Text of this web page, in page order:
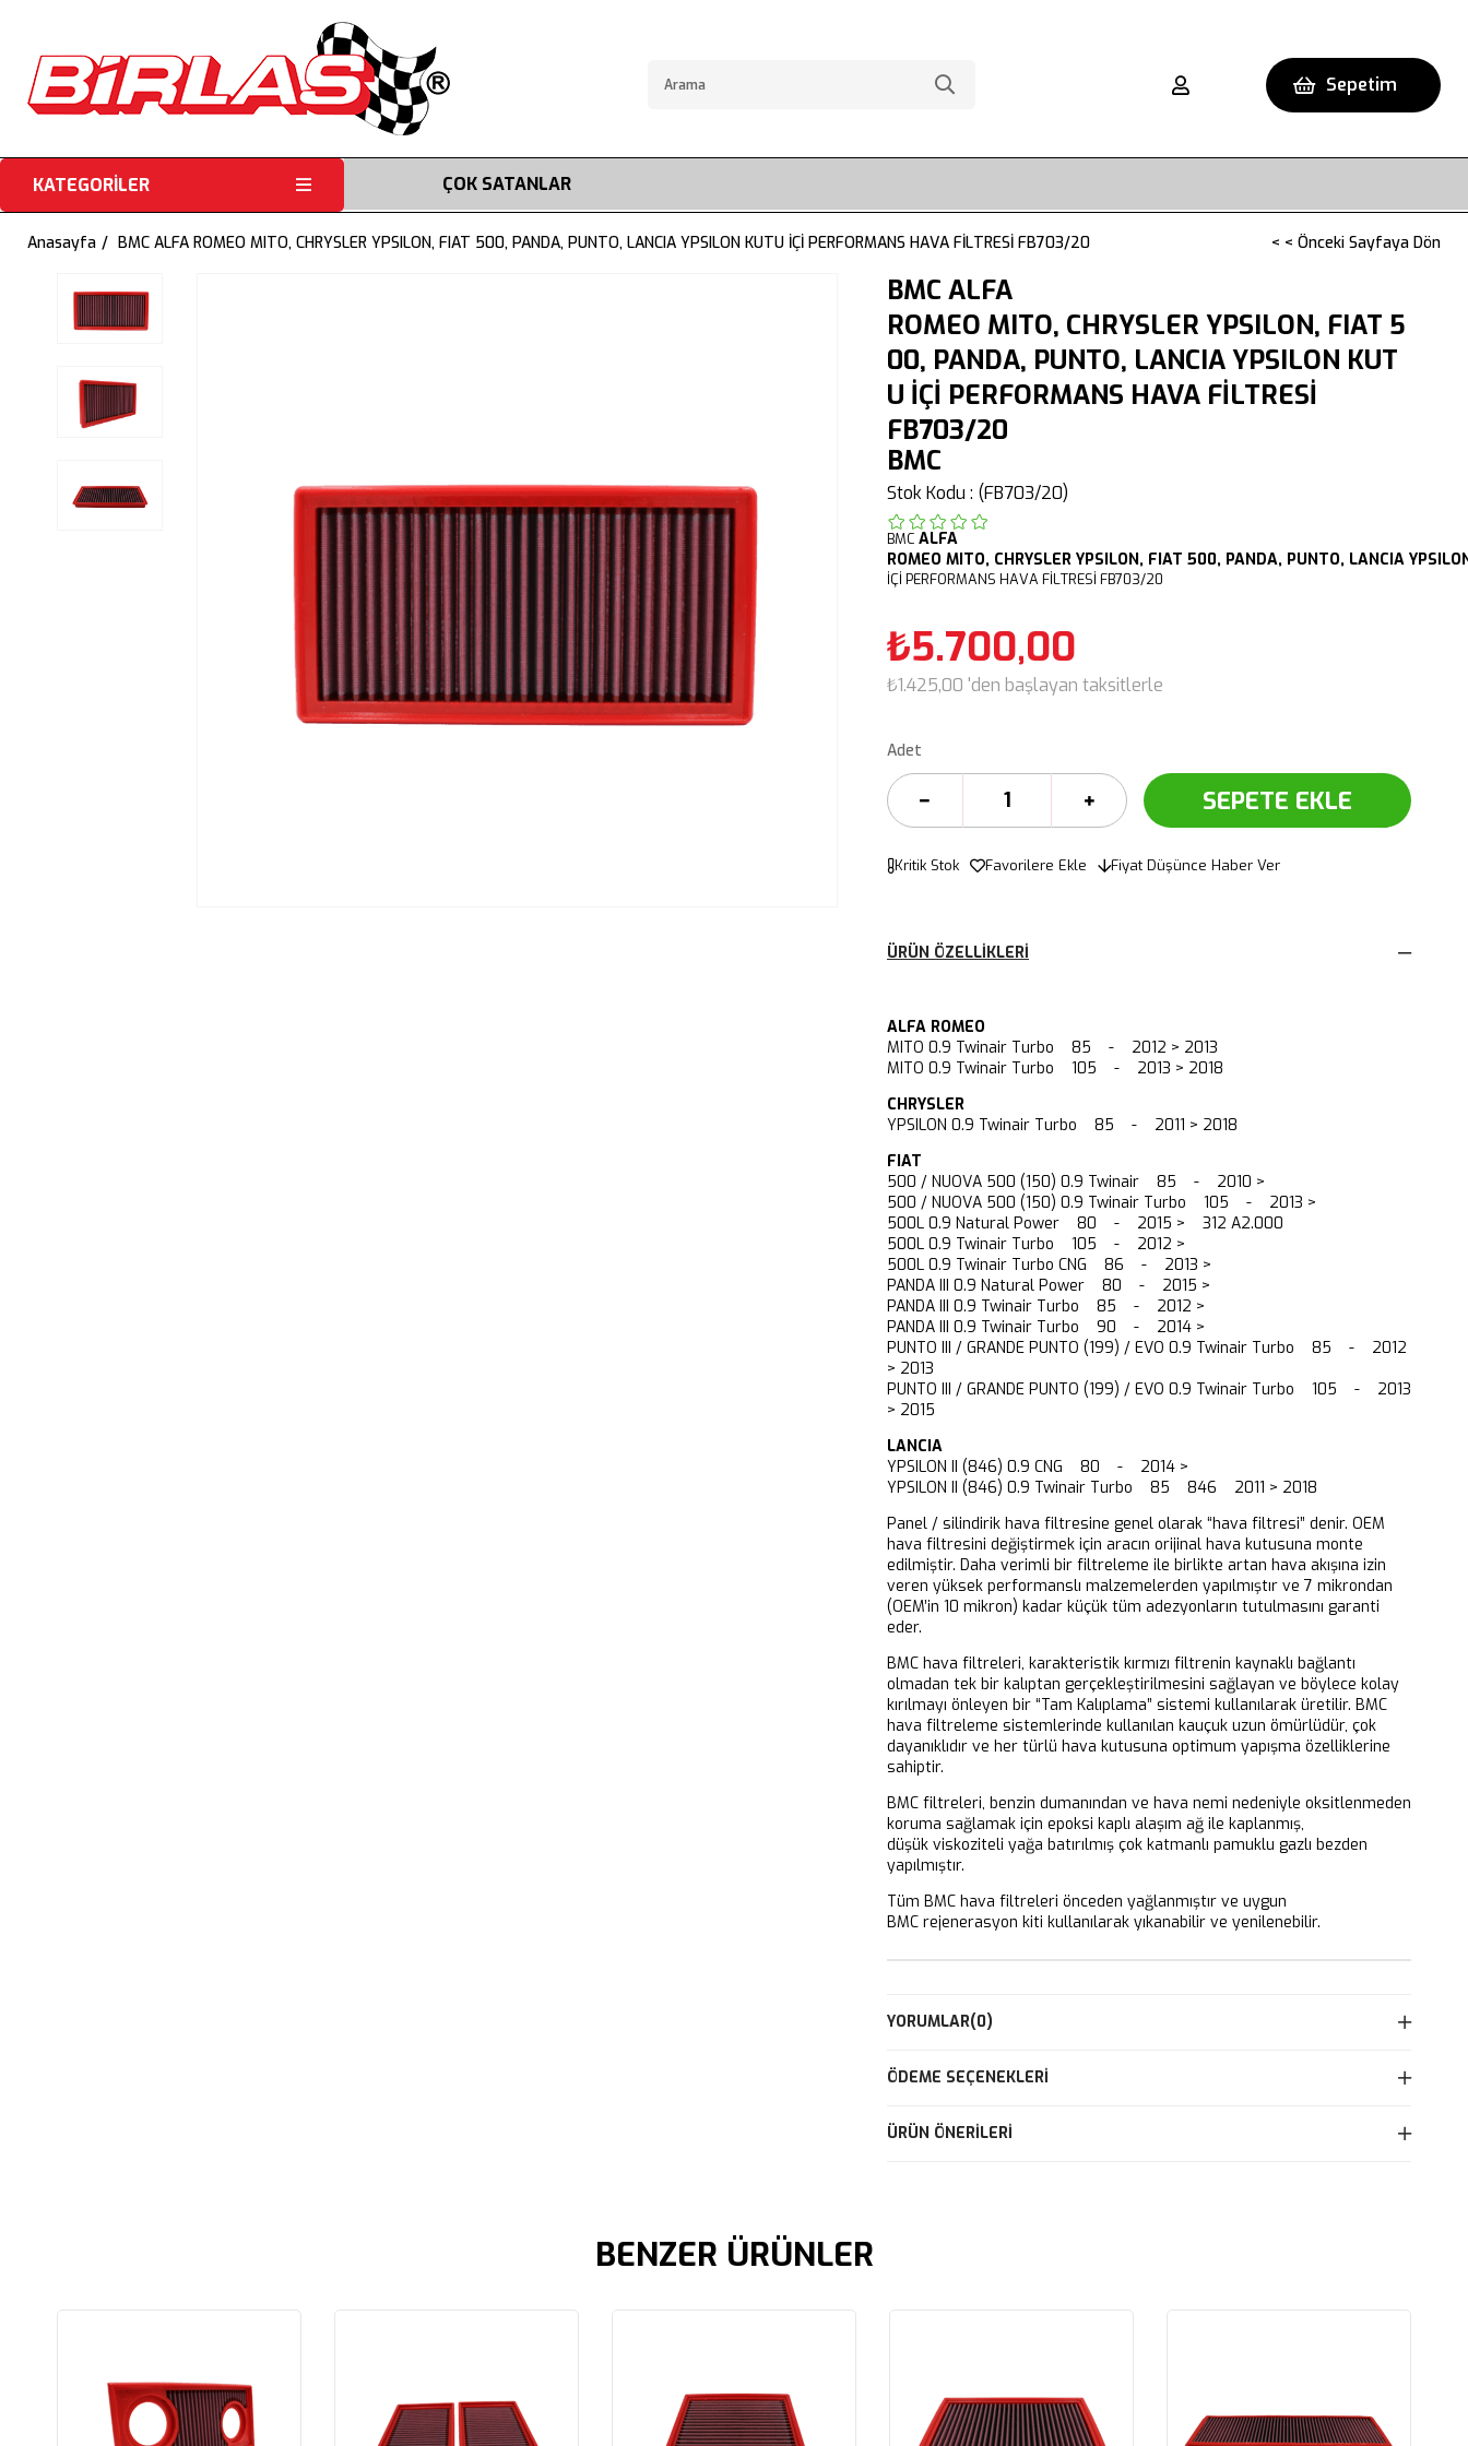
Sepetim
KATEGORİLER ÇOK SATANLAR
Anasayfa BMC ALFA ROMEO MITO, CHRYSLER YPSILON, FIAT 500, PANDA, PUNTO, LANCIA YPSILON KUTU İÇİ PERFORMANS HAVA FİLTRESİ FB703/20 < < Önceki Sayfaya Dön
BMC ALFA
ROMEO MITO, CHRYSLER YPSILON, FIAT 5
00, PANDA, PUNTO, LANCIA YPSILON KUT
U İÇİ PERFORMANS HAVA FİLTRESİ
FB703/20
BMC
Stok Kodu (FB703/20)
BMC ALFA
ROMEO MITO, CHRYSLER YPSILON, FIAT 500, PANDA, PUNTO, LANCIA
İÇİ PERFORMANS HAVA FİLTRESİ FB703/20
₺5.700,00
₺1.425,00 'den başlayan taksitlerle
Adet
Kritik Stok Favorilere Ekle Fiyat Düşünce Haber Ver
ÜRÜN ÖZELLIKLERI
ALFA ROMEO
MITO 0.9 Twinair Turbo 85 - 2012 > 2013
MITO 0.9 Twinair Turbo 105 - 2013 > 2018
CHRYSLER
YPSILON 0.9 Twinair Turbo 85 - 2011 > 2018
FIAT
500 / NUOVA 500 (150) 0.9 Twinair 85 - 2010 >
500 / NUOVA 500 (150) 0.9 Twinair Turbo 105 - 2013 >
500L 0.9 Natural Power 80 - 2015 > 312 A2.000
500L 0.9 Twinair Turbo 105 - 2012 >
500L 0.9 Twinair Turbo CNG 86 - 2013 >
PANDA III 0.9 Natural Power 80 - 2015 >
PANDA III 0.9 Twinair Turbo 85 - 2012 >
PANDA III 0.9 Twinair Turbo 90 - 2014 >
PUNTO III / GRANDE PUNTO (199) / EVO 0.9 Twinair Turbo 85 - 2012
> 2013
PUNTO III / GRANDE PUNTO (199) / EVO 0.9 Twinair Turbo 105 - 2013
> 2015
LANCIA
YPSILON II (846) 0.9 CNG 80 - 2014 >
YPSILON II (846) 0.9 Twinair Turbo 85 846 2011 > 2018
Panel / silindirik hava filtresine genel olarak “hava filtresi” denir. OEM
hava filtresini değiştirmek için aracın orijinal hava kutusuna monte
edilmiştir. Daha verimli bir filtreleme ile birlikte artan hava akışına izin
veren yüksek performanslı malzemelerden yapılmıştır ve 7 mikrondan
(OEM’in 10 mikron) kadar küçük tüm adezyonların tutulmasını garanti
eder.
BMC hava filtreleri, karakteristik kırmızı filtrenin kaynaklı bağlantı
olmadan tek bir kalıptan gerçekleştirilmesini sağlayan ve böylece kolay
kırılmayı önleyen bir “Tam Kalıplama” sistemi kullanılarak üretilir. BMC
hava filtreleme sistemlerinde kullanılan kauçuk uzun ömürlüdür, çok
dayanıklıdır ve her türlü hava kutusuna optimum yapışma özelliklerine
sahiptir.
BMC filtreleri, benzin dumanından ve hava nemi nedeniyle oksitlenmeden
koruma sağlamak için epoksi kaplı alaşım ağ ile kaplanmış,
düşük viskoziteli yağa batırılmış çok katmanlı pamuklu gazlı bezden
yapılmıştır.
Tüm BMC hava filtreleri önceden yağlanmıştır ve uygun
BMC rejenerasyon kiti kullanılarak yıkanabilir ve yenilenebilir.
YORUMLAR(0)
ÖDEME SEÇENEKLERI
ÜRÜN ÖNERILERI
BENZER ÜRÜNLER